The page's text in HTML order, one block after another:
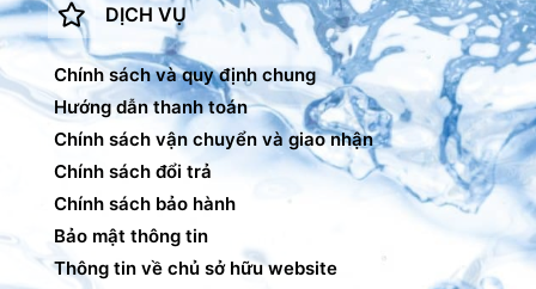
DỊCH VỤ
Chính sách và quy định chung
Hướng dẫn thanh toán
Chính sách vận chuyển và giao nhận
Chính sách đổi trả
Chính sách bảo hành
Bảo mật thông tin
Thông tin về chủ sở hữu website